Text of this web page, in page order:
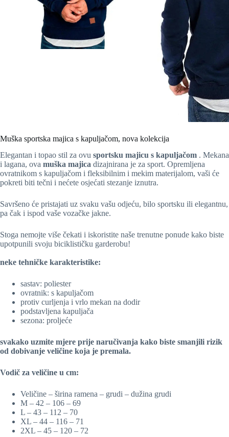
Muška sportska majica s kapuljačom, nova kolekcija
Elegantan i topao stil za ovu sportsku majicu s kapuljačom . Mekana
i lagana, ova muška majica dizajnirana je za sport. Opremljena
ovratnikom s kapuljačom i fleksibilnim i mekim materijalom, vaši će
pokreti biti tečni i nećete osjećati stezanje iznutra.
Savršeno će pristajati uz svaku vašu odjeću, bilo sportsku ili elegantnu,
pa čak i ispod vaše vozačke jakne.
Stoga nemojte više čekati i iskoristite naše trenutne ponude kako biste
upotpunili svoju biciklističku garderobu!
neke tehničke karakteristike:
sastav: poliester
ovratnik: s kapuljačom
protiv curljenja i vrlo mekan na dodir
podstavljena kapuljača
sezona: proljeće
svakako uzmite mjere prije naručivanja kako biste smanjili rizik
od dobivanje veličine koja je premala.
Vodič za veličine u cm:
Veličine – širina ramena – grudi – dužina grudi
M – 42 – 106 – 69
L – 43 – 112 – 70
XL – 44 – 116 – 71
2XL – 45 – 120 – 72